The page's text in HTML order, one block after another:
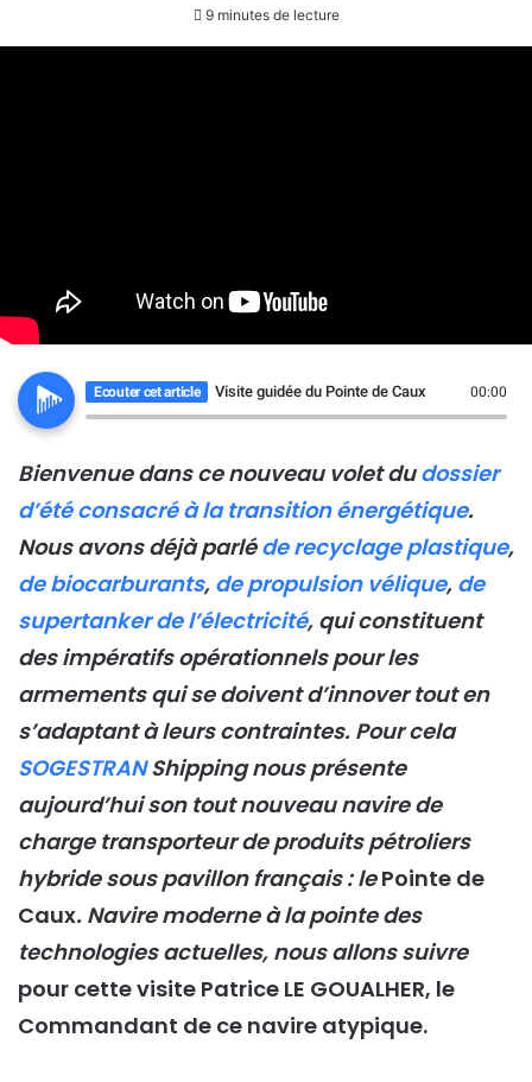
9 minutes de lecture
Ecouter cet article Visite guidée du Pointe de Caux 00:00
Bienvenue dans ce nouveau volet dudossier
d’été consacré à la transition énergétique.
Nous avons déjà parléde recyclage plastique,
de biocarburants, de propulsion vélique, de
supertanker de l’électricité, qui constituent
des impératifs opérationnels pour les
armements qui se doivent d’innover tout en
s’adaptant à leurs contraintes. Pour cela
SOGESTRANShipping nous présente
aujourd’hui son tout nouveau navire de
charge transporteur de produits pétroliers
hybride sous pavillon français : lePointe de
Caux. Navire moderne à la pointe des
technologies actuelles, nous allons suivre
pour cette visite Patrice LE GOUALHER, le
Commandant de ce navire atypique.